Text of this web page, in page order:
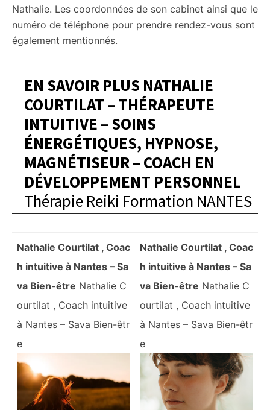
Nathalie. Les coordonnées de son cabinet ainsi que le
numéro de téléphone pour prendre rendez-vous sont
également mentionnés.
EN SAVOIR PLUS NATHALIE
COURTILAT – THÉRAPEUTE
INTUITIVE – SOINS
ÉNERGÉTIQUES, HYPNOSE,
MAGNÉTISEUR – COACH EN
DÉVELOPPEMENT PERSONNEL
Thérapie Reiki Formation NANTES
Nathalie Courtilat , Coac
h intuitive à Nantes – Sa
va Bien-être Nathalie C
ourtilat , Coach intuitive
à Nantes – Sava Bien-êtr
e
Nathalie Courtilat , Coac
h intuitive à Nantes – Sa
va Bien-être Nathalie C
ourtilat , Coach intuitive
à Nantes – Sava Bien-êtr
e